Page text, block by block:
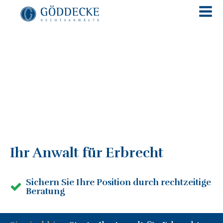
Ihr Anwalt für Erbrecht
Sichern Sie Ihre Position durch rechtzeitige
Beratung